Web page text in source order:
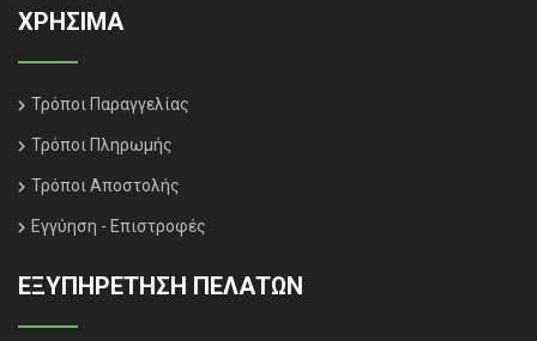
ΧΡΗΣΙΜΑ
Τρόποι Παραγγελίας
Τρόποι Πληρωμής
Τρόποι Αποστολής
Εγγύηση - Επιστροφές
ΕΞΥΠΗΡΈΤΗΣΗ ΠΕΛΑΤΏΝ